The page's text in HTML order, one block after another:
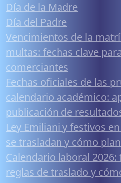
Día de la Madre
Día del Padre
Vencimientos de la
multas: fechas clave
comerciantes
Fechas oficiales de las
calendario académico:
publicación de
Ley Emiliani y festivos
se trasladan y cómo
Calendario laboral
reglas de traslado y